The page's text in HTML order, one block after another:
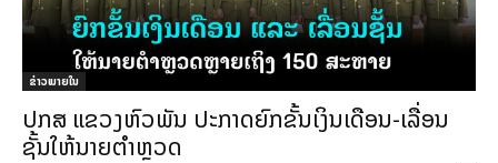
ຂ່າວພາຍ​ໃນ
ປກສ ແຂວງຫົວພັນ ປະກາດຍົກຂັ້ນເງິນເດືອນ-ເລື່ອນ
ຊັ້ນໃຫ້ນາຍຕຳຫຼວດ